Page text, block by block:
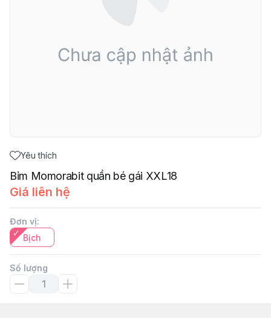
Yêu thích
Bỉm Momorabit quần bé gái XXL18
Giá liên hệ
Đơn vị:
Bịch
Số lượng